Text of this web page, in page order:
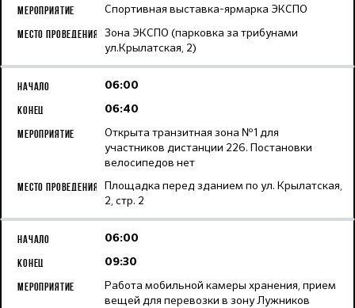
Спортивная выставка-ярмарка ЭКСПО
Зона ЭКСПО (парковка за трибунами
ул.Крылатская, 2)
06:00
06:40
Открыта транзитная зона №1 для
участников дистанции 226. Постановки
велосипедов нет
Площадка перед зданием по ул. Крылатская,
2, стр. 2
06:00
09:30
Работа мобильной камеры хранения, прием
вещей для перевозки в зону Лужников